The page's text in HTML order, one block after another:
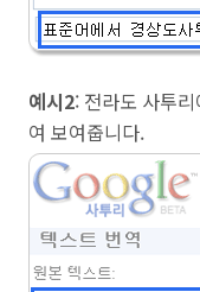
예시2: 전라도 사투
여 보여줍니다.